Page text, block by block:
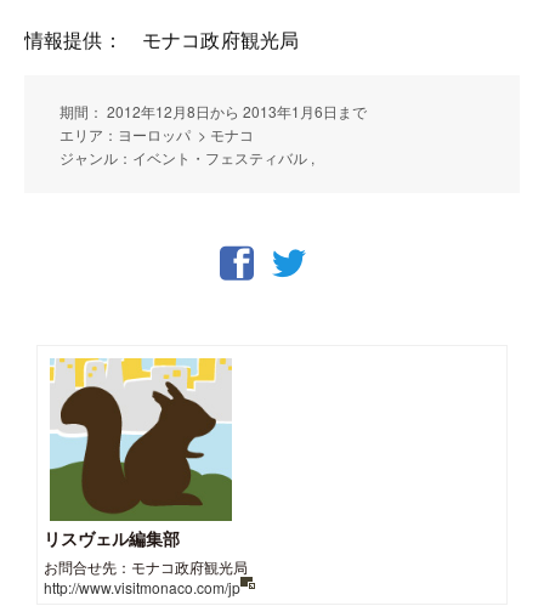
情報提供： モナコ政府観光局
期間： 2012年12月8日から 2013年1月6日まで
エリア：ヨーロッパ > モナコ
ジャンル：イベント・フェスティバル ,
リスヴェル編集部
お問合せ先：モナコ政府観光局
http://www.visitmonaco.com/jp